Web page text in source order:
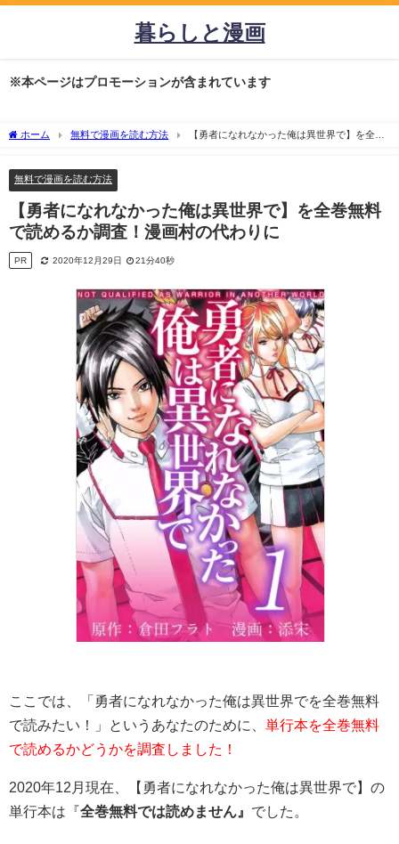
暮らしと漫画
※本ページはプロモーションが含まれています
ホーム 無料で漫画を読む方法
【勇者になれなかった俺は異世界で】を全巻
無料で漫画を読む方法
【勇者になれなかった俺は異世界で】を全巻無料
で読めるか調査！漫画村の代わりに
PR 2020年12月29日 21分40秒
ここでは、「勇者になれなかった俺は異世界でを全巻無料
で読みたい！」というあなたのために、
単行本を全巻無料
で読めるかどうかを調査しました！
2020年12月現在、【勇者になれなかった俺は異世界で】の
単行本は『全巻無料では読めません』 でした。